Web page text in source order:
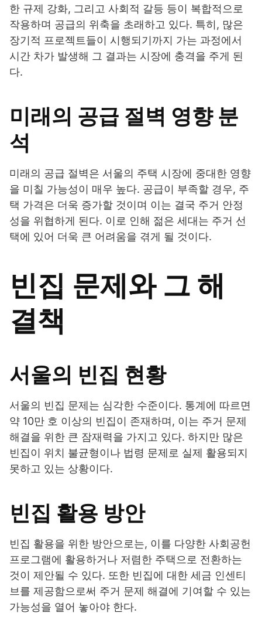
한 규제 강화, 그리고 사회적 갈등 등이 복합적으로
작용하며 공급의 위축을 초래하고 있다. 특히, 많은
장기적 프로젝트들이 시행되기까지 가는 과정에서
시간 차가 발생해 그 결과는 시장에 충격을 주게 된
다.
미래의 공급 절벽 영향 분
석
미래의 공급 절벽은 서울의 주택 시장에 중대한 영향
을 미칠 가능성이 매우 높다. 공급이 부족할 경우, 주
택 가격은 더욱 증가할 것이며 이는 결국 주거 안정
성을 위협하게 된다. 이로 인해 젊은 세대는 주거 선
택에 있어 더욱 큰 어려움을 겪게 될 것이다.
빈집 문제와 그 해
결책
서울의 빈집 현황
서울의 빈집 문제는 심각한 수준이다. 통계에 따르면
약 10만 호 이상의 빈집이 존재하며, 이는 주거 문제
해결을 위한 큰 잠재력을 가지고 있다. 하지만 많은
빈집이 위치 불균형이나 법령 문제로 실제 활용되지
못하고 있는 상황이다.
빈집 활용 방안
빈집 활용을 위한 방안으로는, 이를 다양한 사회공헌
프로그램에 활용하거나 저렴한 주택으로 전환하는
것이 제안될 수 있다. 또한 빈집에 대한 세금 인센티
브를 제공함으로써 주거 문제 해결에 기여할 수 있는
가능성을 열어 놓아야 한다.